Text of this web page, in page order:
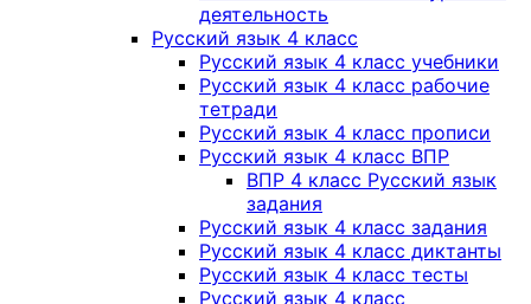
деятельность
Русский язык 4 класс
Русский язык 4 класс учебники
Русский язык 4 класс рабочие
тетради
Русский язык 4 класс прописи
Русский язык 4 класс ВПР
ВПР 4 класс Русский язык
задания
Русский язык 4 класс задания
Русский язык 4 класс диктанты
Русский язык 4 класс тесты
Русский язык 4 класс